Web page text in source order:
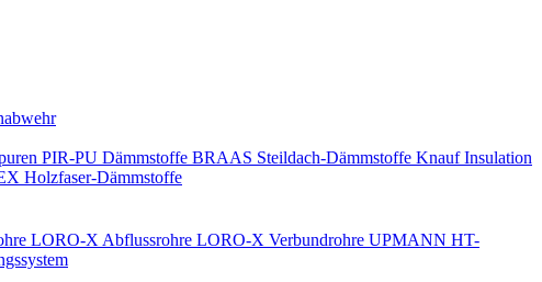
PIR-PU Dämmstoffe BRAAS Steildach-Dämmstoffe Knauf Insulation
Holzfaser-Dämmstoffe
LORO-X Abflussrohre LORO-X Verbundrohre UPMANN HT-